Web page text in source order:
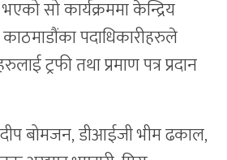
सो कार्यक्रममा केन्द्रिय
पदाधिकारीहरुले
ट्रफी तथा प्रमाण पत्र प्रदान
प्रदीप बोमजन, डीआईजी भीम ढकाल,